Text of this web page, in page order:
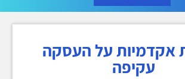
אקדמיות על העסקה
עקיפה